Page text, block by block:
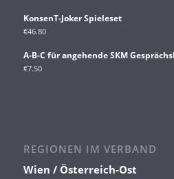
KonsenT-Joker Spieleset
€46.80
A-B-C für angehende SKM
€7.50
REGIONEN IM VERBAND
Wien / Österreich-Ost